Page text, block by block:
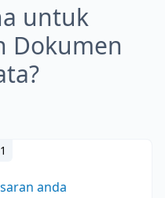
untuk
Dokumen
anda